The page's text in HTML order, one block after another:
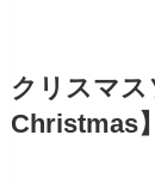
クリスマ
Christmas】